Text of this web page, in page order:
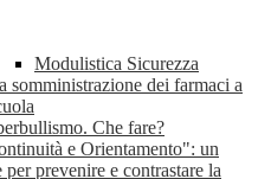
Modulistica Sicurezza
somministrazione dei farmaci a
Che fare?
e Orientamento": un
prevenire e contrastare la